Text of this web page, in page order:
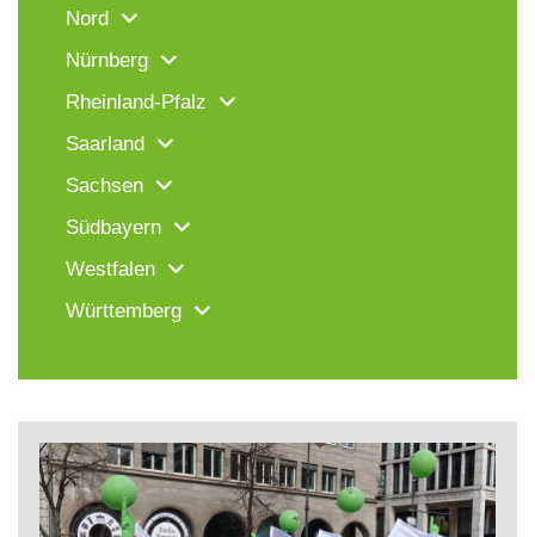
Nord
Nürnberg
Rheinland-Pfalz
Saarland
Sachsen
Südbayern
Westfalen
Württemberg